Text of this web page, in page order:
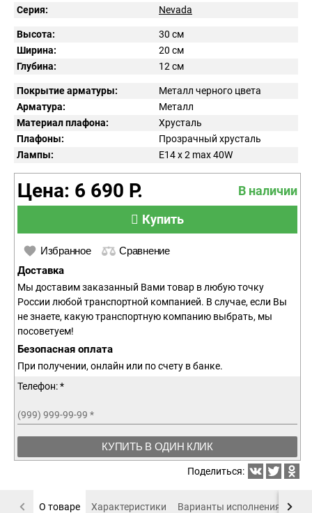
Серия:
Nevada
Высота:
30 см
Ширина:
20 см
Глубина:
12 см
Покрытие арматуры:
Металл черного цвета
Арматура:
Металл
Материал плафона:
Хрусталь
Плафоны:
Прозрачный хрусталь
Лампы:
E14 x 2 max 40W
Цена: 6 690 Р.
В наличии
Купить
Избранное Сравнение
Доставка
Мы доставим заказанный Вами товар в любую точку
России любой транспортной компанией. В случае, если Вы
не знаете, какую транспортную компанию выбрать, мы
посоветуем!
Безопасная оплата
При получении, онлайн или по счету в банке.
Телефон: *
(999) 999-99-99 *
КУПИТЬ В ОДИН КЛИК
Поделиться:
О товаре Характеристики Варианты исполнения